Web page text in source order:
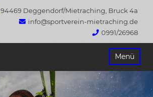
94469 Deggendorf/Mietraching, Bruck 4a
info@sportverein-mietraching.de
0991/26968
Menü